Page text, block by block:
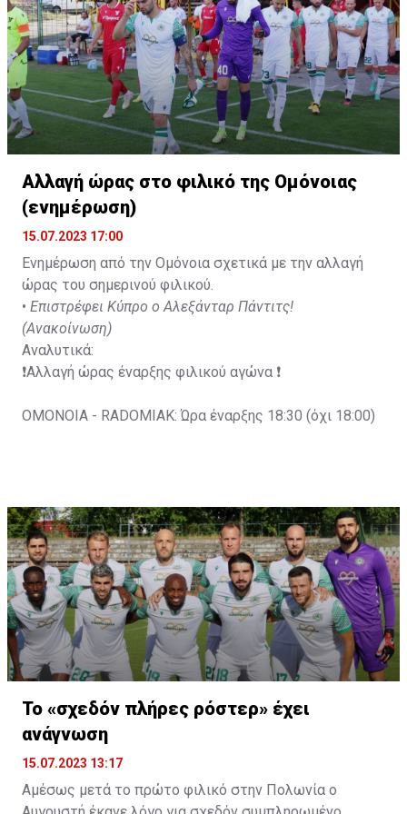
Αλλαγή ώρας στο φιλικό της Ομόνοιας
(ενημέρωση)
15.07.2023 17:00
Ενημέρωση από την Ομόνοια σχετικά με την αλλαγή
ώρας του σημερινού φιλικού.
• Επιστρέφει Κύπρο ο Αλεξάνταρ Πάντιτς!
(Ανακοίνωση)
Αναλυτικά:
❗️Αλλαγή ώρας έναρξης φιλικού αγώνα ❗️
OMONOIA - RADOMIAK: Ώρα έναρξης 18:30 (όχι 18:00)
Πολωνία!pic.twitter.com/sAN4Hjjmql
— OMONOIA FC (@OMONOIAfootball)July 15, 2023
Το «σχεδόν πλήρες ρόστερ» έχει
ανάγνωση
15.07.2023 13:17
Αμέσως μετά το πρώτο φιλικό στην Πολωνία ο